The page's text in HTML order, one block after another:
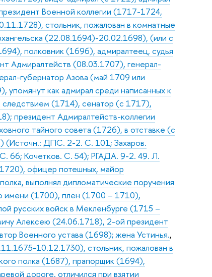
Военной коллегии (1717-1724,
стольник, пожалован в комнатные
(22.08.1694)-20.02.1698), (или с
полковник (1696), адмиралтеец, судья
Адмиралтейств (08.03.1707), генерал-
губернатор Азова (май 1709 или
как адмирал среди написанных к
(1714), сенатор (с 1717),
президент Адмиралтейств-коллегии
тайного совета (1726), в отставке (с
(Источн.: ДПС. 2-2. С. 101; Захаров.
66; Кочетков. С. 54); РГАДА. 9-2. 49. Л.
офицер потешных, майор
выполнял дипломатические поручения
имени (1700), плен (1700 – 1710),
русских войск в Мекленбурге (1715 –
Алексею (24.06.1718), 2-ой президент
Военного устава (1698); жена Устинья.,
10.12.1730), стольник, пожалован в
полка (1687), прапорщик (1694),
дороге, отличился при взятии